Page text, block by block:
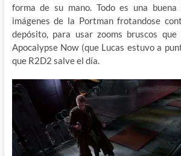
forma de su mano. Todo es una
imágenes de la Portman frotandose
depósito, para usar zooms bruscos
Apocalypse Now (que Lucas estuvo a
que R2D2 salve el día.